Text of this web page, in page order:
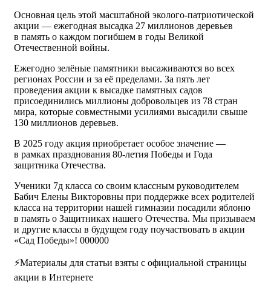
Основная цель этой масштабной эколого-патриотической
акции — ежегодная высадка 27 миллионов деревьев
в память о каждом погибшем в годы Великой
Отечественной войны.
Ежегодно зелёные памятники высаживаются во всех
регионах России и за её пределами. За пять лет
проведения акции к высадке памятных садов
присоединились миллионы добровольцев из 78 стран
мира, которые совместными усилиями высадили свыше
130 миллионов деревьев.
В 2025 году акция приобретает особое значение —
в рамках празднования 80-летия Победы и Года
защитника Отечества.
Ученики 7д класса со своим классным руководителем
Бабич Елены Викторовны при поддержке всех родителей
класса на территории нашей гимназии посадили яблоню
в память о Защитниках нашего Отечества. Мы призываем
и другие классы в будущем году поучаствовать в акции
«Сад Победы»! 000000
⚡Материалы для статьи взяты с официальной страницы
акции в Интернете